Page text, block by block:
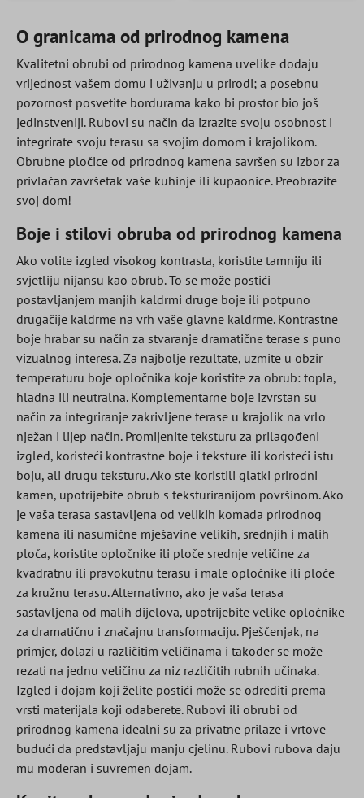
O granicama od prirodnog kamena
Kvalitetni obrubi od prirodnog kamena uvelike dodaju
vrijednost vašem domu i uživanju u prirodi; a posebnu
pozornost posvetite bordurama kako bi prostor bio još
jedinstveniji. Rubovi su način da izrazite svoju osobnost i
integrirate svoju terasu sa svojim domom i krajolikom.
Obrubne pločice od prirodnog kamena savršen su izbor za
privlačan završetak vaše kuhinje ili kupaonice. Preobrazite
svoj dom!
Boje i stilovi obruba od prirodnog kamena
Ako volite izgled visokog kontrasta, koristite tamniju ili
svjetliju nijansu kao obrub. To se može postići
postavljanjem manjih kaldrmi druge boje ili potpuno
drugačije kaldrme na vrh vaše glavne kaldrme. Kontrastne
boje hrabar su način za stvaranje dramatične terase s puno
vizualnog interesa. Za najbolje rezultate, uzmite u obzir
temperaturu boje opločnika koje koristite za obrub: topla,
hladna ili neutralna. Komplementarne boje izvrstan su
način za integriranje zakrivljene terase u krajolik na vrlo
nježan i lijep način. Promijenite teksturu za prilagođeni
izgled, koristeći kontrastne boje i teksture ili koristeći istu
boju, ali drugu teksturu. Ako ste koristili glatki prirodni
kamen, upotrijebite obrub s teksturiranijom površinom. Ako
je vaša terasa sastavljena od velikih komada prirodnog
kamena ili nasumične mješavine velikih, srednjih i malih
ploča, koristite opločnike ili ploče srednje veličine za
kvadratnu ili pravokutnu terasu i male opločnike ili ploče
za kružnu terasu. Alternativno, ako je vaša terasa
sastavljena od malih dijelova, upotrijebite velike opločnike
za dramatičnu i značajnu transformaciju. Pješčenjak, na
primjer, dolazi u različitim veličinama i također se može
rezati na jednu veličinu za niz različitih rubnih učinaka.
Izgled i dojam koji želite postići može se odrediti prema
vrsti materijala koji odaberete. Rubovi ili obrubi od
prirodnog kamena idealni su za privatne prilaze i vrtove
budući da predstavljaju manju cjelinu. Rubovi rubova daju
mu moderan i suvremen dojam.